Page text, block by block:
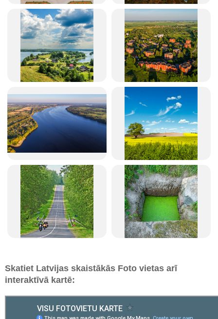
Skatiet Latvijas skaistākās Foto vietas arī
interaktīvā kartē: